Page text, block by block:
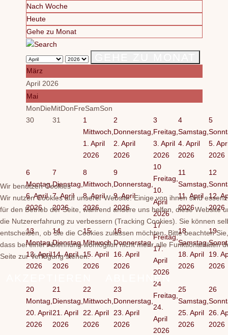
Nach Woche
Heute
Gehe zu Monat
März
April 2026
Mai
MonDieMitDonFreSamSon
30
31
1
Mittwoch,
1. April
2026
2
Donnerstag,
2. April
2026
3
Freitag,
3. April
2026
4
Samstag,
4. April
2026
5
5.
2026
6
Montag,
6. April
2026
7
Dienstag,
7. April
2026
8
Mittwoch,
8. April
2026
9
Donnerstag,
9. April
2026
10
Freitag,
10.
April
2026
11
Samstag,
11. April
2026
12
12.
2026
13
Montag,
13. April
2026
14
Dienstag,
14. April
2026
15
Mittwoch,
15. April
2026
16
Donnerstag,
16. April
2026
17
Freitag,
17.
April
2026
18
Samstag,
18. April
2026
19
19.
2026
20
Montag,
20. April
2026
21
Dienstag,
21. April
2026
22
Mittwoch,
22. April
2026
23
Donnerstag,
23. April
2026
24
Freitag,
24.
April
2026
25
Samstag,
25. April
2026
26
26.
2026
Wir benutzen Cookies
Wir nutzen Cookies auf unserer Website. Einige von ihnen sind
für den Betrieb der Seite, während andere uns helfen, diese Website
die Nutzererfahrung zu verbessern (Tracking Cookies). Sie können
entscheiden, ob Sie die Cookies zulassen möchten. Bitte beachten Sie,
dass bei einer Ablehnung womöglich nicht mehr alle Funktionalitäten
Seite zur Verfügung stehen.
ABLEHNEN